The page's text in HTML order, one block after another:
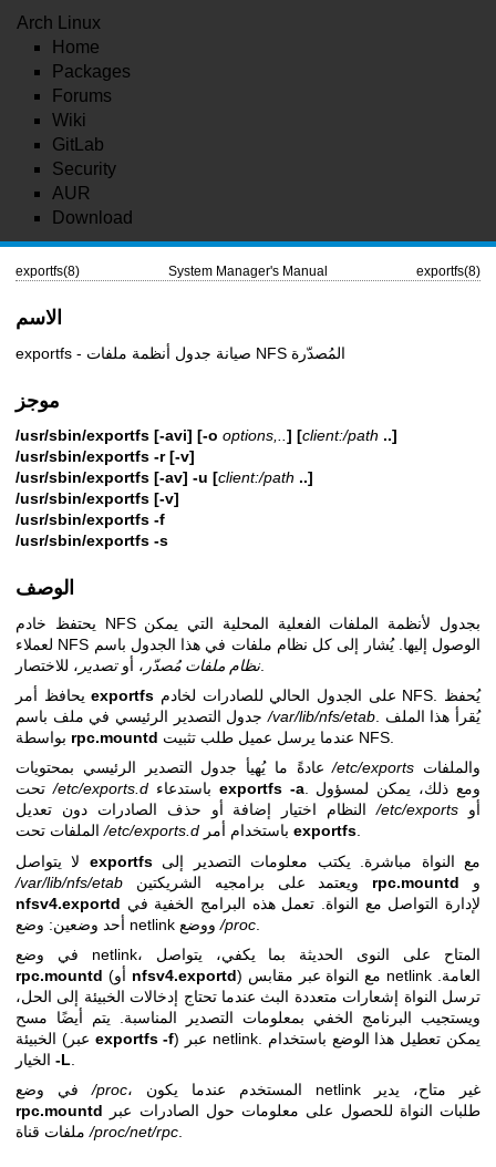
Arch Linux
Home
Packages
Forums
Wiki
GitLab
Security
AUR
Download
exportfs(8) System Manager's Manual exportfs(8)
الاسم
exportfs - صيانة جدول أنظمة ملفات NFS المُصدّرة
موجز
/usr/sbin/exportfs [-avi] [-o options,.. ] [client:/path ..]
/usr/sbin/exportfs -r [-v]
/usr/sbin/exportfs [-av] -u [client:/path ..]
/usr/sbin/exportfs [-v]
/usr/sbin/exportfs -f
/usr/sbin/exportfs -s
الوصف
يحتفظ خادم NFS بجدول لأنظمة الملفات الفعلية المحلية التي يمكن
لعملاء NFS الوصول إليها. يُشار إلى كل نظام ملفات في هذا الجدول باسم
نظام ملفات مُصدّر ، أوتصدير
، للاختصار.
يحافظ أمرexportfs
جدول التصدير الرئيسي في ملف باسم/var/lib/nfs/etab
rpc.mountd
عندما يرسل عميل طلب تثبيت NFS.
عادةً ما يُهيأ جدول التصدير الرئيسي بمحتويات/etc/exports
تحت/etc/exports.d exportfs -a. ومع ذلك، يمكن لمسؤول
النظام اختيار إضافة أو حذف الصادرات دون تعديل/etc/exports
الملفات تحت/etc/exports.d exportfs.
exportfs مع النواة مباشرة. يكتب معلومات التصدير إلى
/var/lib/nfs/etab
rpc.mountd
و
nfsv4.exportd
أحد وضعين: وضع netlink ووضع/proc
في وضع netlink، المتاح على النوى الحديثة بما يكفي، يتواصل
rpc.mountd
nfsv4.exportd) مع النواة عبر مقابس netlink العامة.
ترسل النواة إشعارات متعددة البث عندما تحتاج إدخالات الخبيئة إلى الحل،
ويستجيب البرنامج الخفي بمعلومات التصدير المناسبة. يتم أيضًا مسح
exportfs -f) عبر netlink. يمكن تعطيل هذا الوضع باستخدام
-L
في وضع/proc
، المستخدم عندما يكون netlink غير متاح، يدير
rpc.mountd
ملفات قناة/proc/net/rpc.